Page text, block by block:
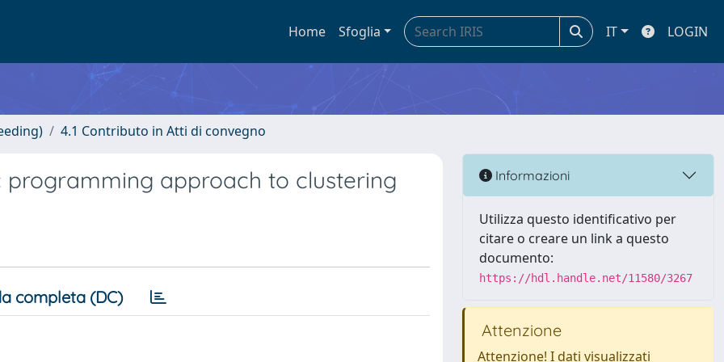
Home Sfoglia IT LOGIN
4.1 Contributo in Atti di convegno
approach to clustering
completa (DC)
Informazioni
Utilizza questo identificativo per
citare o creare un link a questo
documento:
https://hdl.handle.net/11580/3267
Attenzione
Attenzione! I dati visualizzati